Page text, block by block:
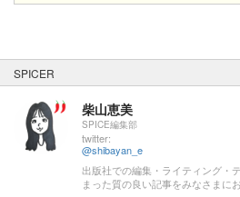
SPICER
柴山恵美
SPICE編集部
twitter:
@shibayan_e
出版社での編集・ライティング・
まった質の良い記事をみなさまに